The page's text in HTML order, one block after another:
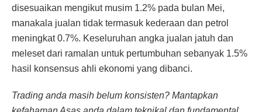
disesuaikan mengikut musim 1.2% pada bulan Mei,
manakala jualan tidak termasuk kederaan dan petrol
meningkat 0.7%. Keseluruhan angka jualan jatuh dan
meleset dari ramalan untuk pertumbuhan sebanyak 1.5%
hasil konsensus ahli ekonomi yang dibanci.
Trading anda masih belum konsisten? Mantapkan